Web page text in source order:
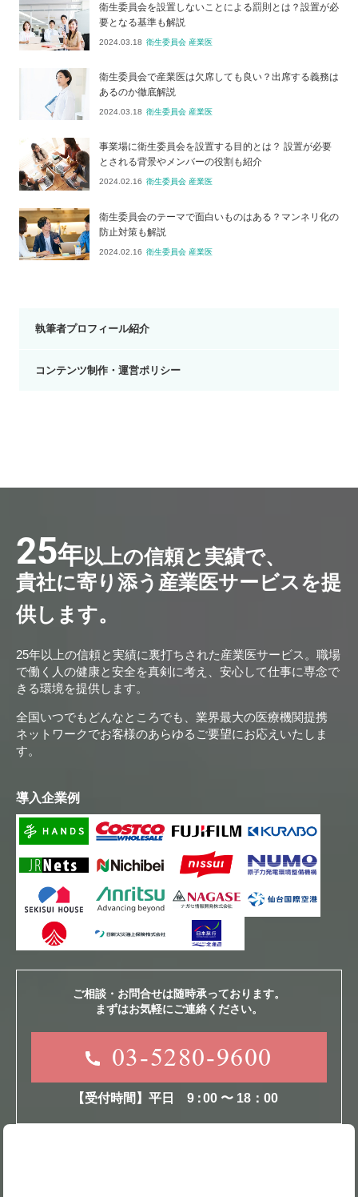
衛生委員会を設置しないことによる罰則とは？設置が必
要となる基準も解説
2024.03.18 衛生委員会 産業医
衛生委員会で産業医は欠席しても良い？出席する義務は
あるのか徹底解説
2024.03.18 衛生委員会 産業医
事業場に衛生委員会を設置する目的とは？ 設置が必要
とされる背景やメンバーの役割も紹介
2024.02.16 衛生委員会 産業医
衛生委員会のテーマで面白いものはある？マンネリ化の
防止対策も解説
2024.02.16 衛生委員会 産業医
執筆者プロフィール紹介
コンテンツ制作・運営ポリシー
25年以上の信頼と実績で、
貴社に寄り添う産業医サービスを提
供します。
25年以上の信頼と実績に裏打ちされた産業医サービス。職場
で働く人の健康と安全を真剣に考え、安心して仕事に専念で
きる環境を提供します。
全国いつでもどんなところでも、業界最大の医療機関提携
ネットワークでお客様のあらゆるご要望にお応えいたしま
す。
導入企業例
ご相談・お問合せは随時承っております。
まずはお気軽にご連絡ください。
03-5280-9600
【受付時間】平日9：00 〜 18：00